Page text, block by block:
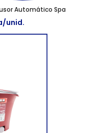
Automático Spa
unid.